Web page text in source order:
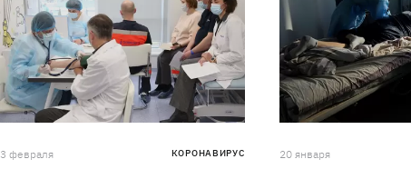
3 февраля КОРОНАВИРУС 20 января